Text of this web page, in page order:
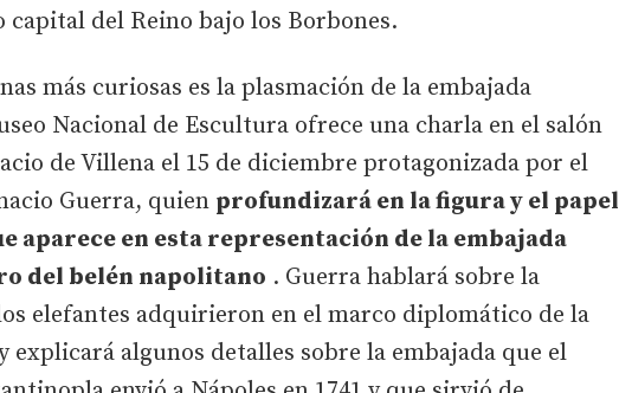
capital del Reino bajo los Borbones.
más curiosas es la plasmación de la embajada
Nacional de Escultura ofrece una charla en el salón
de Villena el 15 de diciembre protagonizada por el
Guerra, quien profundizará en la figura y el papel
aparece en esta representación de la embajada
del belén napolitano . Guerra hablará sobre la
elefantes adquirieron en el marco diplomático de la
explicará algunos detalles sobre la embajada que el